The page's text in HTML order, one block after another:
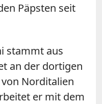
Päpsten seit
stammt aus
an der dortigen
Norditalien
er mit dem